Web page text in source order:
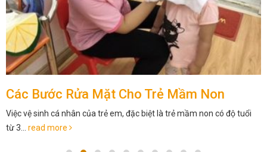
Các Bước Rửa Mặt Cho Trẻ Mầm Non
Việc vệ sinh cá nhân của trẻ em, đặc biệt là trẻ mầm non có độ tuổi
từ 3... read more